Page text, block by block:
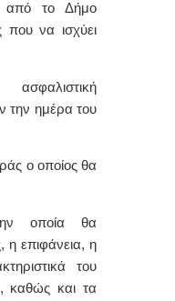
από το Δήμο
που να ισχύει
την ημέρα του
ο οποίος θα
οποία θα
η επιφάνεια, η
του
καθώς και τα